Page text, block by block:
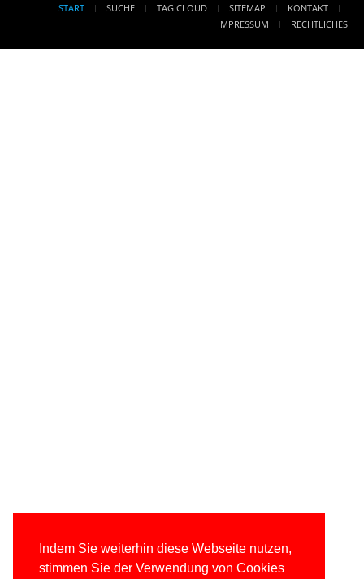
Indem Sie weiterhin diese Webseite nutzen,
stimmen Sie der Verwendung von Cookies
START SUCHE TAG CLOUD SITEMAP
KONTAKT
IMPRESSUM
RECHTLICHES